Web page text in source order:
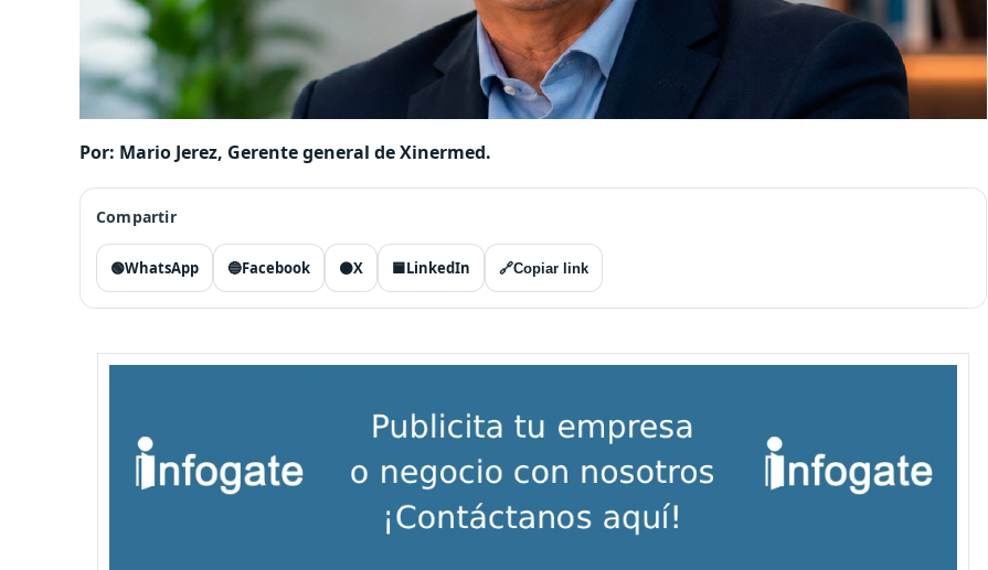
Por: Mario Jerez, Gerente general de Xinermed.
Compartir
🟢WhatsApp 🔵Facebook ⚫X 🟦LinkedIn 🔗Copiar link